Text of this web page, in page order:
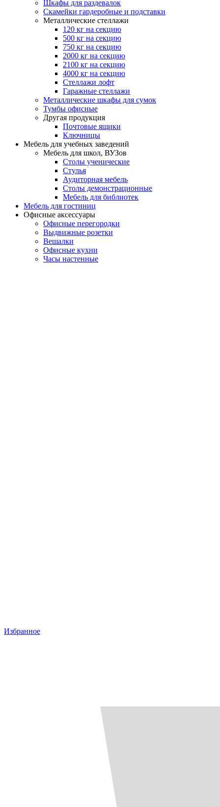
Шкафы для раздевалок
Скамейки гардеробные и подставки
Металлические стеллажи
120 кг на секцию
500 кг на секцию
750 кг на секцию
2000 кг на секцию
2100 кг на секцию
4000 кг на секцию
Стеллажи лофт
Гаражные стеллажи
Металлические шкафы для сумок
Тумбы офисные
Другая продукция
Почтовые ящики
Ключницы
Мебель для учебных заведений
Мебель для школ, ВУЗов
Столы ученические
Стулья
Аудиторная мебель
Столы демонстрационные
Мебель для библиотек
Мебель для гостиниц
Офисные аксессуары
Офисные перегородки
Выдвижные розетки
Вешалки
Офисные кухни
Часы настенные
Избранное